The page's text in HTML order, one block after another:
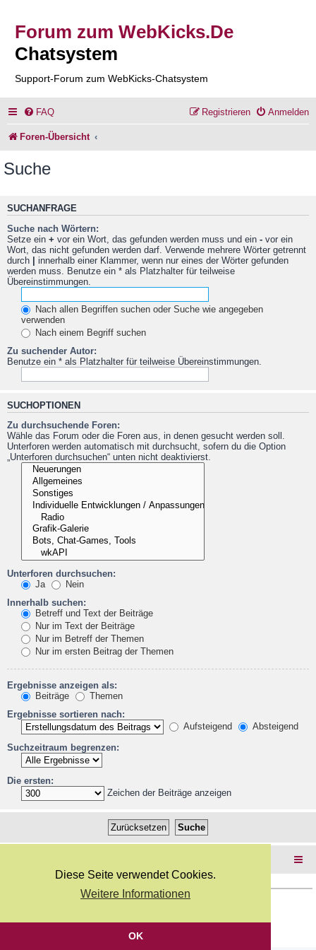
Diese Seite verwendet Cookies.
Weitere Informationen
OK
Forum zum WebKicks.De
Chatsystem
Support-Forum zum WebKicks-Chatsystem
FAQ Anmelden
Registrieren
Foren-Übersicht
Suche
SUCHANFRAGE
Suche nach Wörtern:
Setze ein + vor ein Wort, das gefunden werden muss und ein - vor ein
Wort, das nicht gefunden werden darf. Verwende mehrere Wörter getrennt
durch | innerhalb einer Klammer, wenn nur eines der Wörter gefunden
werden muss. Benutze ein * als Platzhalter für teilweise
Übereinstimmungen.
Nach allen Begriffen suchen oder Suche wie angegeben
verwenden
Nach einem Begriff suchen
Zu suchender Autor:
Benutze ein * als Platzhalter für teilweise Übereinstimmungen.
SUCHOPTIONEN
Zu durchsuchende Foren:
Wähle das Forum oder die Foren aus, in denen gesucht werden soll.
Unterforen werden automatisch mit durchsucht, sofern du die Option
„Unterforen durchsuchen“ unten nicht deaktivierst.
Unterforen durchsuchen:
Ja
Nein
Innerhalb suchen:
Betreff und Text der Beiträge
Nur im Text der Beiträge
Nur im Betreff der Themen
Nur im ersten Beitrag der Themen
Ergebnisse anzeigen als:
Beiträge
Themen
Ergebnisse sortieren nach:
Aufsteigend
Absteigend
Suchzeitraum begrenzen:
Die ersten:
Zeichen der Beiträge anzeigen
Deutsche Übersetzung durchphpBB.de